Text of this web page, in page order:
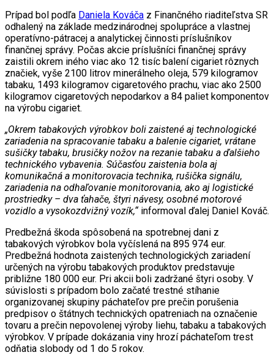
Prípad bol podľa Daniela Kováča z Finančného riaditeľstva SR
odhalený na základe medzinárodnej spolupráce a vlastnej
operatívno-pátracej a analytickej činnosti príslušníkov
finančnej správy. Počas akcie príslušníci finančnej správy
zaistili okrem iného viac ako 12 tisíc balení cigariet rôznych
značiek, vyše 2100 litrov minerálneho oleja, 579 kilogramov
tabaku, 1493 kilogramov cigaretového prachu, viac ako 2500
kilogramov cigaretových nepodarkov a 84 paliet komponentov
na výrobu cigariet.
„Okrem tabakových výrobkov boli zaistené aj technologické
zariadenia na spracovanie tabaku a balenie cigariet, vrátane
sušičky tabaku, brusičky nožov na rezanie tabaku a ďalšieho
technického vybavenia. Súčasťou zaistenia bola aj
komunikačná a monitorovacia technika, rušička signálu,
zariadenia na odhaľovanie monitorovania, ako aj logistické
prostriedky – dva ťahače, štyri návesy, osobné motorové
vozidlo a vysokozdvižný vozík,“informoval ďalej Daniel Kováč.
Predbežná škoda spôsobená na spotrebnej dani z
tabakových výrobkov bola vyčíslená na 895 974 eur.
Predbežná hodnota zaistených technologických zariadení
určených na výrobu tabakových produktov predstavuje
približne 180 000 eur. Pri akcii boli zadržané štyri osoby. V
súvislosti s prípadom bolo začaté trestné stíhanie
organizovanej skupiny páchateľov pre prečin porušenia
predpisov o štátnych technických opatreniach na označenie
tovaru a prečin nepovolenej výroby liehu, tabaku a tabakových
výrobkov. V prípade dokázania viny hrozí páchateľom trest
odňatia slobody od 1 do 5 rokov.